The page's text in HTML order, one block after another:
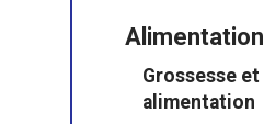
Alimentation
Grossesse et
alimentation